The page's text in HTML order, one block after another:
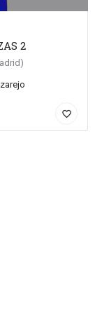
2
favorite_border